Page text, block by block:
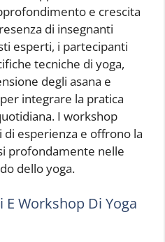
e crescita
di insegnanti
esperti, i partecipanti
tecniche di yoga,
degli asana e
integrare la pratica
I workshop
esperienza e offrono la
profondamente nelle
dello yoga.
E Workshop Di Yoga